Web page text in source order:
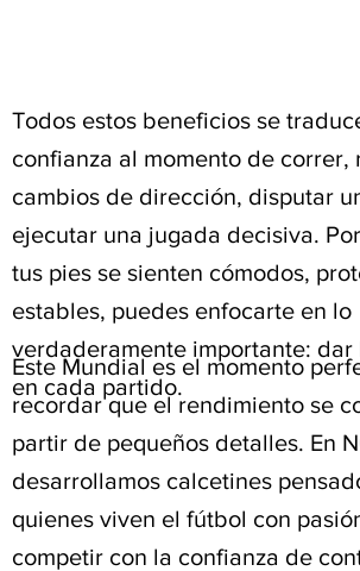
Precio
$249.00
Precio
$249.00
Precio
$299.00
Precio
$299.00
Precio
$229.00
Precio
$259.00
Precio
$279.00
Precio
$249.00
Precio
$279.00
Precio
$259.00
Todos estos beneficios se
confianza al momento de correr,
cambios de dirección, disputar
ejecutar una jugada decisiva.
tus pies se sienten cómodos,
estables, puedes enfocarte en lo
verdaderamente importante: dar
en cada partido.
Este Mundial es el momento
recordar que el rendimiento se
partir de pequeños detalles. En
desarrollamos calcetines
quienes viven el fútbol con
competir con la confianza de